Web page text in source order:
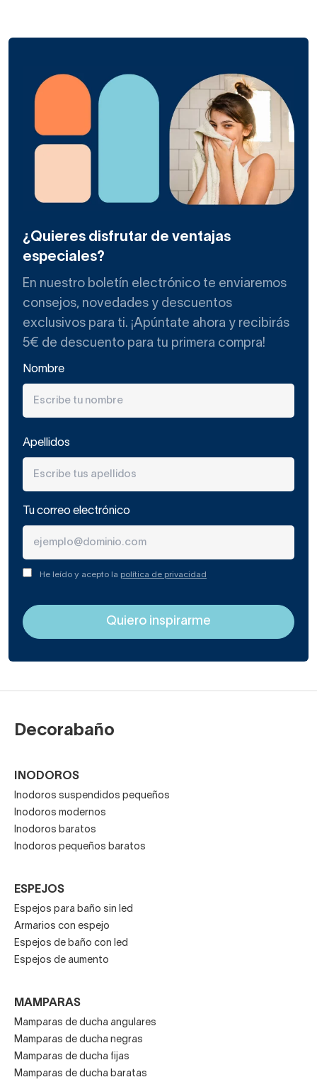
¿Quieres disfrutar de ventajas
especiales?
En nuestro boletín electrónico te enviaremos
consejos, novedades y descuentos
exclusivos para ti. ¡Apúntate ahora y recibirás
5€ de descuento para tu primera compra!
Nombre
Apellidos
Tu correo electrónico
He leído y acepto la política de privacidad
Decorabaño
INODOROS
Inodoros suspendidos pequeños
Inodoros modernos
Inodoros baratos
Inodoros pequeños baratos
ESPEJOS
Espejos para baño sin led
Armarios con espejo
Espejos de baño con led
Espejos de aumento
MAMPARAS
Mamparas de ducha angulares
Mamparas de ducha negras
Mamparas de ducha fijas
Mamparas de ducha baratas